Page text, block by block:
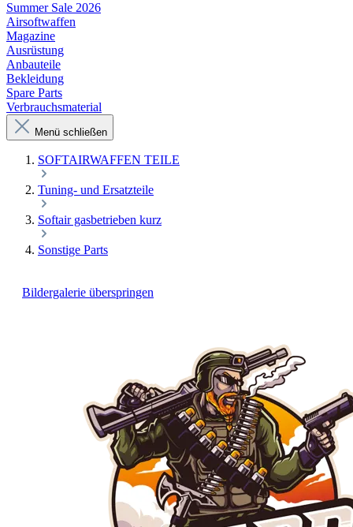
Summer Sale 2026
Airsoftwaffen
Magazine
Ausrüstung
Anbauteile
Bekleidung
Spare Parts
Verbrauchsmaterial
Menü schließen
SOFTAIRWAFFEN TEILE
Tuning- und Ersatzteile
Softair gasbetrieben kurz
Sonstige Parts
Bildergalerie überspringen